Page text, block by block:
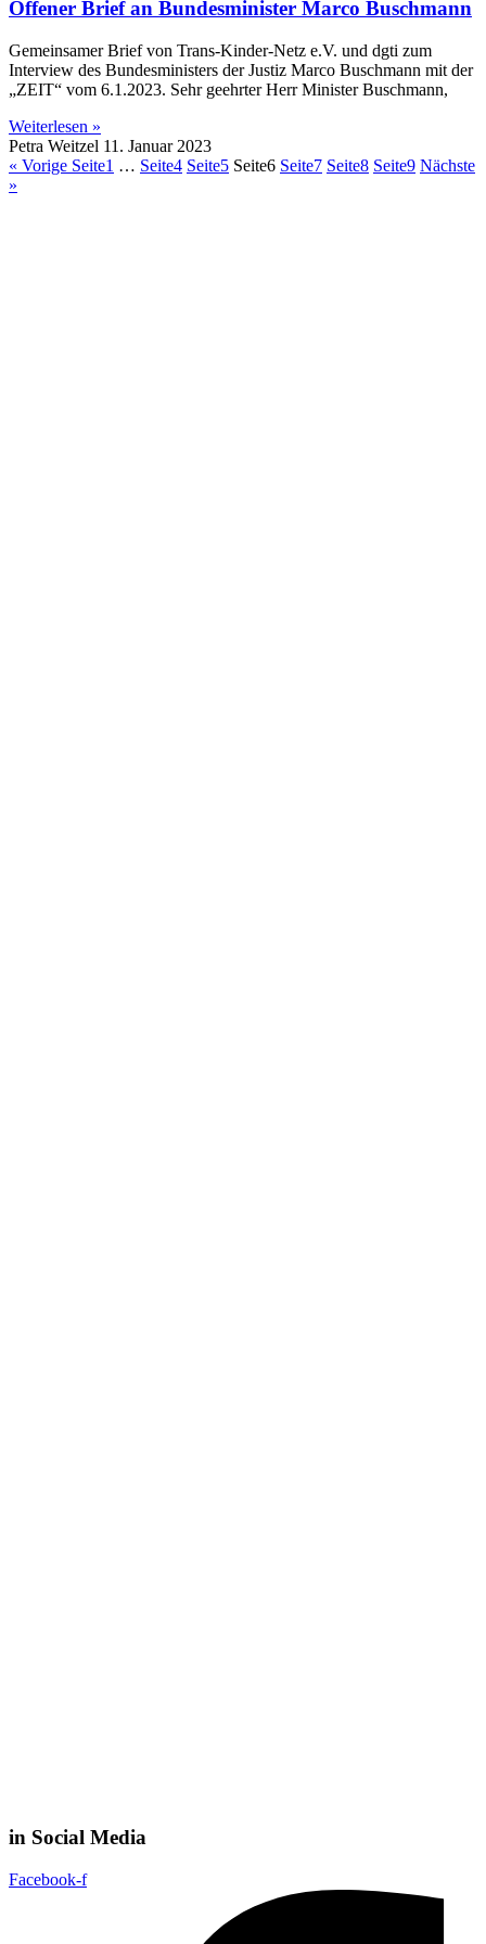
Offener Brief an Bundesminister Marco Buschmann
Gemeinsamer Brief von Trans-Kinder-Netz e.V. und dgti zum
Interview des Bundesministers der Justiz Marco Buschmann mit der
„ZEIT“ vom 6.1.2023. Sehr geehrter Herr Minister Buschmann,
Weiterlesen »
Petra Weitzel 11. Januar 2023
« Vorige Seite1 … Seite4 Seite5 Seite6 Seite7 Seite8 Seite9 Nächste
»
in Social Media
Facebook-f